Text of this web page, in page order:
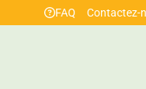
FAQ Contactez-